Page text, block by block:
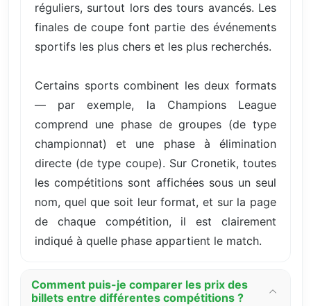
réguliers, surtout lors des tours avancés. Les
finales de coupe font partie des événements
sportifs les plus chers et les plus recherchés.
Certains sports combinent les deux formats
— par exemple, la Champions League
comprend une phase de groupes (de type
championnat) et une phase à élimination
directe (de type coupe). Sur Cronetik, toutes
les compétitions sont affichées sous un seul
nom, quel que soit leur format, et sur la page
de chaque compétition, il est clairement
indiqué à quelle phase appartient le match.
Comment puis-je comparer les prix des
billets entre différentes compétitions ?